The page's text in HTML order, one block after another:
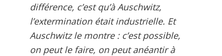
différence, c’est qu’à Auschwitz,
l’extermination était industrielle. Et
Auschwitz le montre : c’est possible,
on peut le faire, on peut anéantir à